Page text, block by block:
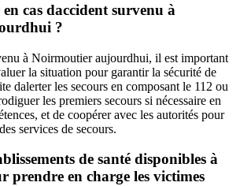
cas daccident survenu à
?
à Noirmoutier aujourdhui, il est important
la situation pour garantir la sécurité de
dalerter les secours en composant le 112 ou
les premiers secours si nécessaire en
et de coopérer avec les autorités pour
services de secours.
de santé disponibles à
prendre en charge les victimes